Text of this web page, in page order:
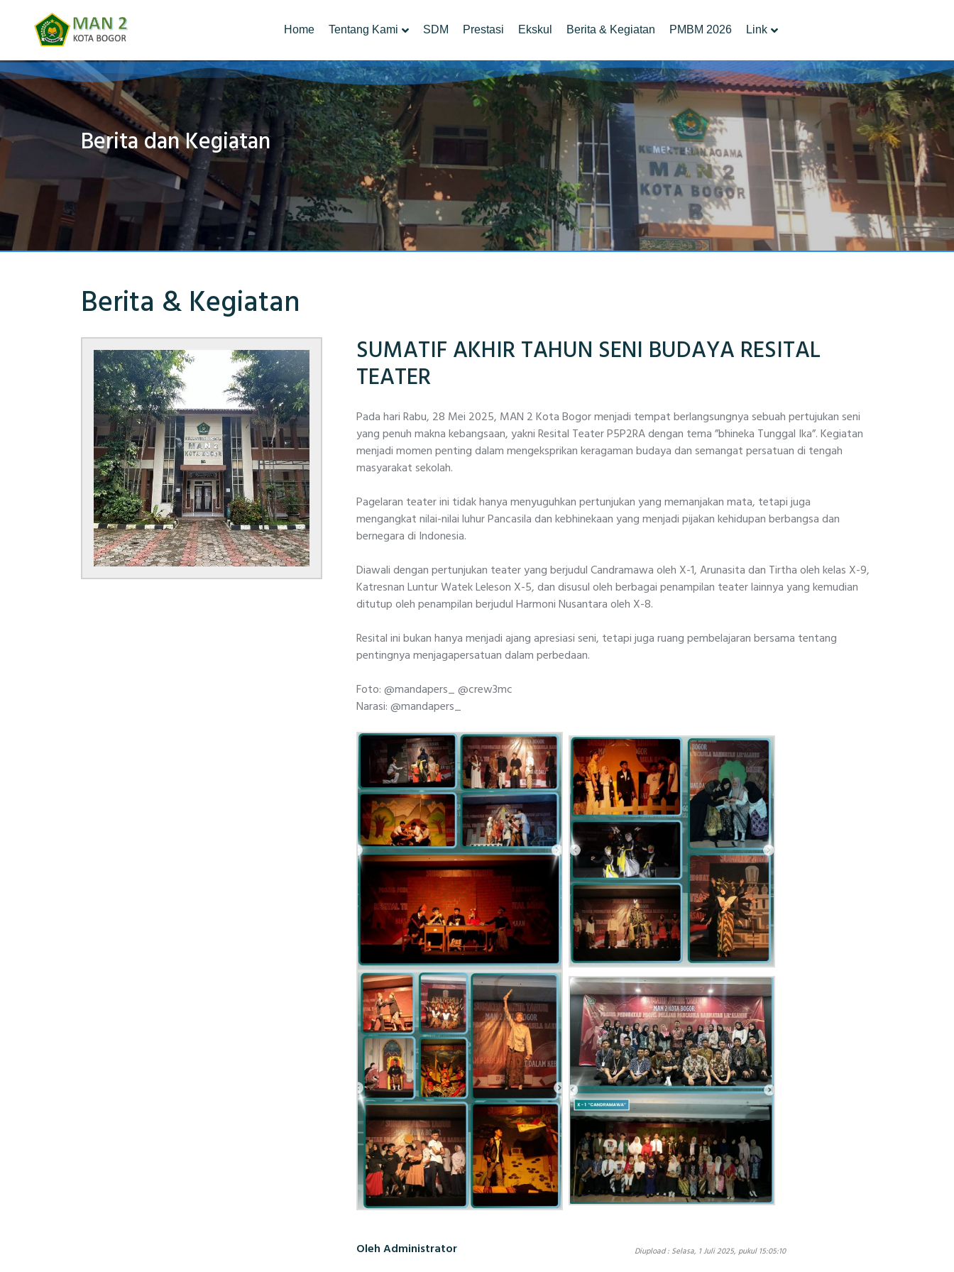
Home Tentang Kami SDM Prestasi Ekskul Berita & Kegiatan PMBM 2026 Link
Berita dan Kegiatan
Berita & Kegiatan
SUMATIF AKHIR TAHUN SENI BUDAYA RESITAL
TEATER
Pada hari Rabu, 28 Mei 2025, MAN 2 Kota Bogor menjadi tempat berlangsungnya sebuah pertujukan seni
yang penuh makna kebangsaan, yakni Resital Teater P5P2RA dengan tema ”bhineka Tunggal Ika”. Kegiatan
menjadi momen penting dalam mengeksprikan keragaman budaya dan semangat persatuan di tengah
masyarakat sekolah.
Pagelaran teater ini tidak hanya menyuguhkan pertunjukan yang memanjakan mata, tetapi juga
mengangkat nilai-nilai luhur Pancasila dan kebhinekaan yang menjadi pijakan kehidupan berbangsa dan
bernegara di Indonesia.
Diawali dengan pertunjukan teater yang berjudul Candramawa oleh X-1, Arunasita dan Tirtha oleh kelas X-9,
Katresnan Luntur Watek Leleson X-5, dan disusul oleh berbagai penampilan teater lainnya yang kemudian
ditutup oleh penampilan berjudul Harmoni Nusantara oleh X-8.
Resital ini bukan hanya menjadi ajang apresiasi seni, tetapi juga ruang pembelajaran bersama tentang
pentingnya menjagapersatuan dalam perbedaan.
Foto: @mandapers_ @crew3mc
Narasi: @mandapers_
Oleh Administrator Diupload : Selasa, 1 Juli 2025, pukul 15:05:10